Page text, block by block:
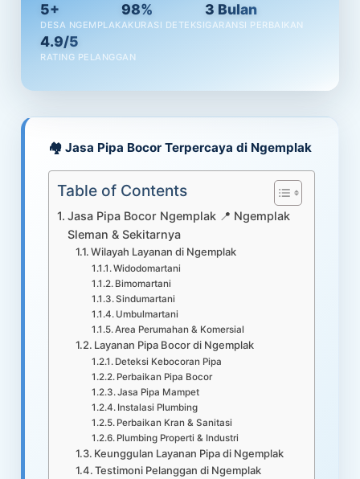
5+
DESA NGEMPLAK
98%
AKURASI DETEKSI
3 Bulan
GARANSI PERBAIKAN
4.9/5
RATING PELANGGAN
🏘️ Jasa Pipa Bocor Terpercaya di Ngemplak
Table of Contents
Jasa Pipa Bocor Ngemplak 📍 Ngemplak
Sleman & Sekitarnya
Wilayah Layanan di Ngemplak
Widodomartani
Bimomartani
Sindumartani
Umbulmartani
Area Perumahan & Komersial
Layanan Pipa Bocor di Ngemplak
Deteksi Kebocoran Pipa
Perbaikan Pipa Bocor
Jasa Pipa Mampet
Instalasi Plumbing
Perbaikan Kran & Sanitasi
Plumbing Properti & Industri
Keunggulan Layanan Pipa di Ngemplak
Testimoni Pelanggan di Ngemplak